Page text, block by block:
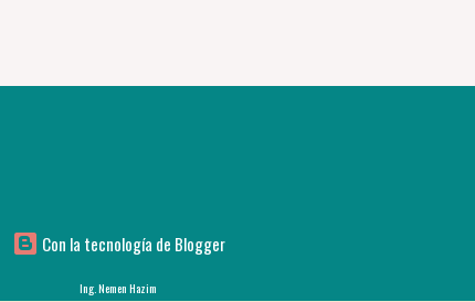
Con la tecnología de Blogger
Ing. Nemen Hazim